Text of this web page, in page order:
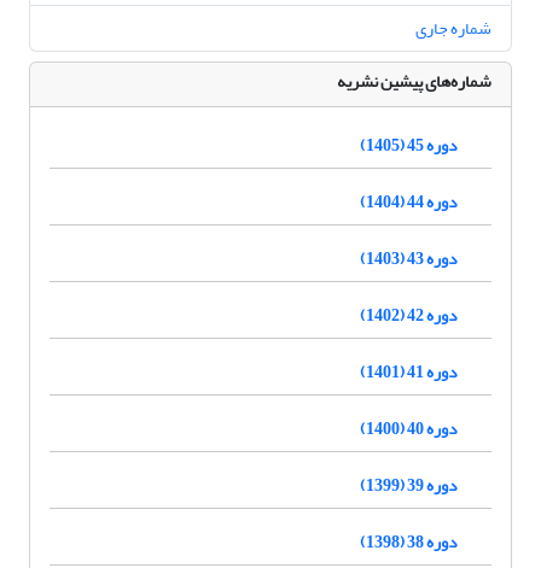
شماره جاری
شماره‌های پیشین نشریه
دوره 45 (1405)
دوره 44 (1404)
دوره 43 (1403)
دوره 42 (1402)
دوره 41 (1401)
دوره 40 (1400)
دوره 39 (1399)
دوره 38 (1398)